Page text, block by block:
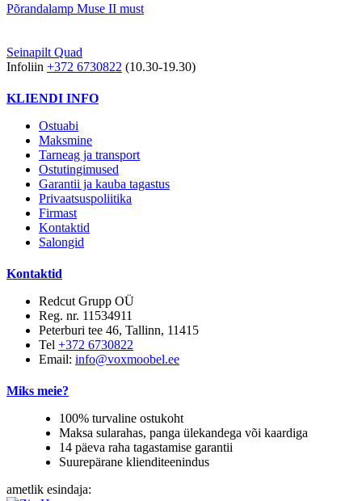
Põrandalamp Muse II must
Seinapilt Quad
Infoliin +372 6730822 (10.30-19.30)
KLIENDI INFO
Ostuabi
Maksmine
Tarneag ja transport
Ostutingimused
Garantii ja kauba tagastus
Privaatsuspoliitika
Firmast
Kontaktid
Salongid
Kontaktid
Redcut Grupp OÜ
Reg. nr. 11534911
Peterburi tee 46, Tallinn, 11415
Tel +372 6730822
Email: info@voxmoobel.ee
Miks meie?
100% turvaline ostukoht
Maksa sularahas, panga ülekandega või kaardiga
14 päeva raha tagastamise garantii
Suurepärane klienditeenindus
ametlik esindaja: